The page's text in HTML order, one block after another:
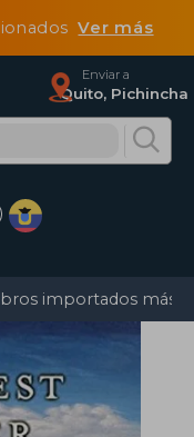
Ver más
Enviar a
Quito, Pichincha
importados más